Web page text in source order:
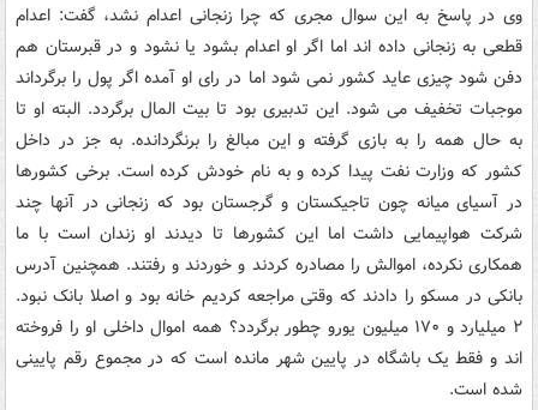
وی در پاسخ به این سوال مجری که چرا زنجانی اعدام نشد، گفت: اعدام
قطعی به زنجانی داده اند اما اگر او اعدام بشود یا نشود و در قبرستان هم
دفن شود چیزی عاید کشور نمی شود اما در رای او آمده اگر پول را برگرداند
موجبات تخفیف می شود. این تدبیری بود تا بیت المال برگردد. البته او تا
به حال همه را به بازی گرفته و این مبالغ را برنگردانده. به جز در داخل
کشور که وزارت نفت پیدا کرده و به نام خودش کرده است. برخی کشورها
در آسیای میانه چون تاجیکستان و گرجستان بود که زنجانی در آنها چند
شرکت هواپیمایی داشت اما این کشورها تا دیدند او زندان است با ما
همکاری نکرده، اموالش را مصادره کردند و خوردند و رفتند. همچنین آدرس
بانکی در مسکو را دادند که وقتی مراجعه کردیم خانه بود و اصلا بانک نبود.
۲ میلیارد و ۱۷۰ میلیون یورو چطور برگردد؟ همه اموال داخلی او را فروخته
اند و فقط یک باشگاه در پایین شهر مانده است که در مجموع رقم پایینی
شده است.